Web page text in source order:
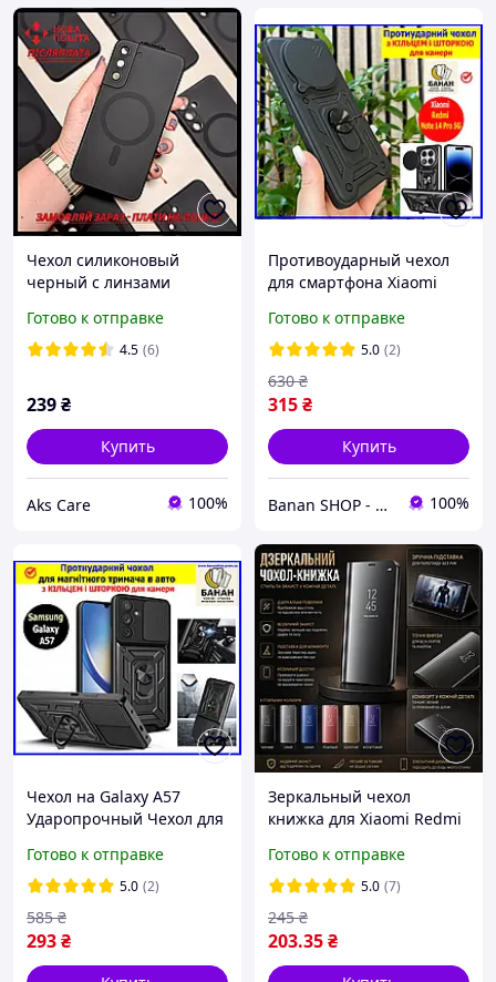
Чехол силиконовый
черный с линзами
противоударный
Samsung S/Note/А
Готово к отправке
4.5 (6)
239₴
Купить
Aks Care 100%
Противоударный чехол
для смартфона Xiaomi
Чехол со шторкой с
противоударной защитой
Чехлы для защиты
ударов
Готово к отправке
5.0 (2)
315₴
630 ₴
Купить
Banan SHOP - зачохли і захисти свій телефон 100%
Чехол на Galaxy A57
Ударопрочный Чехол для
удобством использования
Самсунг а57 чехлы
Готово к отправке
5.0 (2)
293₴
585 ₴
Зеркальный чехол
книжка для Xiaomi Redmi
защитный mirror case
Готово к отправке
5.0 (7)
203.35₴
245 ₴